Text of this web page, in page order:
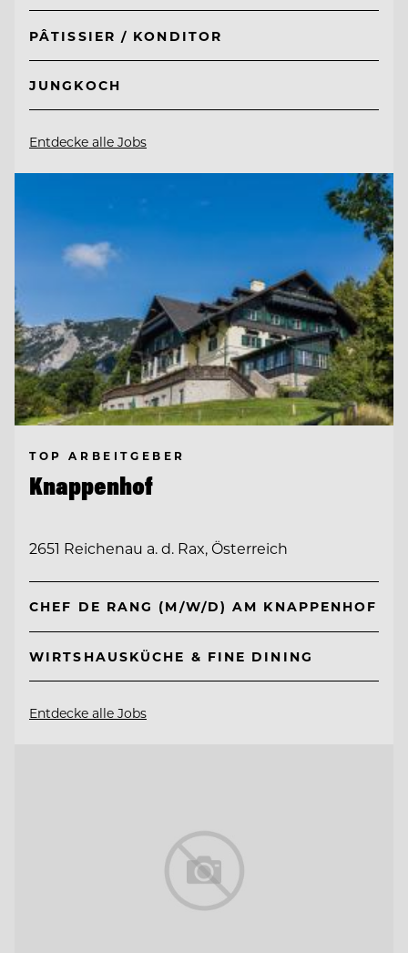
PÂTISSIER / KONDITOR
JUNGKOCH
Entdecke alle Jobs
TOP ARBEITGEBER
Knappenhof
2651 Reichenau a. d. Rax, Österreich
CHEF DE RANG (M/W/D) AM KNAPPENHOF
WIRTSHAUSKÜCHE & FINE DINING
Entdecke alle Jobs